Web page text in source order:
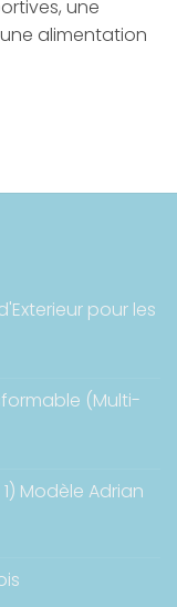
une
alimentation
pour les
€
€
(Multi-
€
€
Modèle Adrian
€